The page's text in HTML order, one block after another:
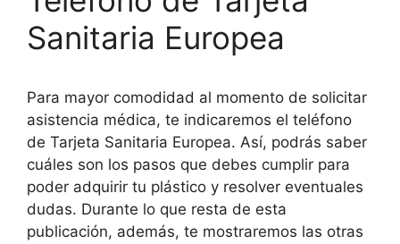
Sanitaria Europea
Para mayor comodidad al momento de solicitar
asistencia médica, te indicaremos el teléfono
de Tarjeta Sanitaria Europea. Así, podrás saber
cuáles son los pasos que debes cumplir para
poder adquirir tu plástico y resolver eventuales
dudas. Durante lo que resta de esta
publicación, además, te mostraremos las otras